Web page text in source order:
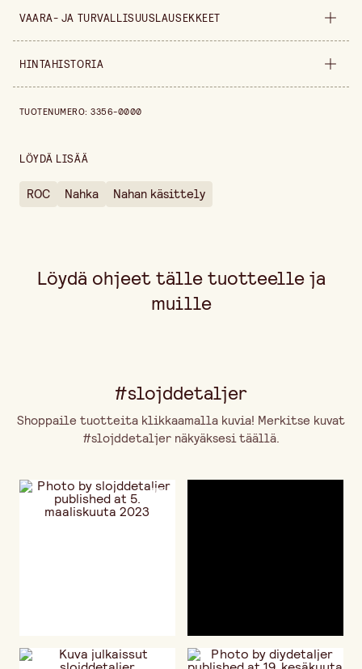
Myyntiyksikkö kappale
VAARA- JA TURVALLISUUSLAUSEKKEET
H225 Helposti syttyvä neste ja höyry
HINTAHISTORIA
TUOTENUMERO:3356-0000
LÖYDÄ LISÄÄ
ROC Nahka Nahan käsittely
Löydä ohjeet tälle tuotteelle ja
muille
#slojddetaljer
Shoppaile tuotteita klikkaamalla kuvia! Merkitse kuvat
#slojddetaljer näkyäksesi täällä.